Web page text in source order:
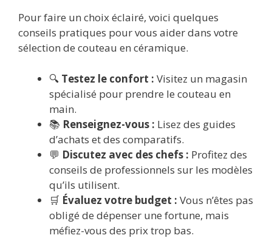
Pour faire un choix éclairé, voici quelques
conseils pratiques pour vous aider dans votre
sélection de couteau en céramique.
🔍 Testez le confort : Visitez un magasin
spécialisé pour prendre le couteau en
main.
📚 Renseignez-vous : Lisez des guides
d’achats et des comparatifs.
💬 Discutez avec des chefs : Profitez des
conseils de professionnels sur les modèles
qu’ils utilisent.
🛒 Évaluez votre budget : Vous n’êtes pas
obligé de dépenser une fortune, mais
méfiez-vous des prix trop bas.